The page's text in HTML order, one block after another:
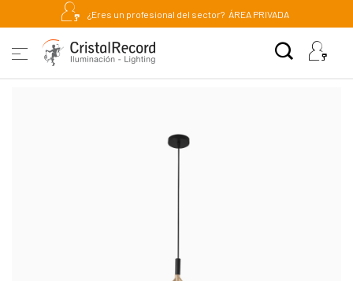
¿Eres un profesional del sector? ÁREA PRIVADA